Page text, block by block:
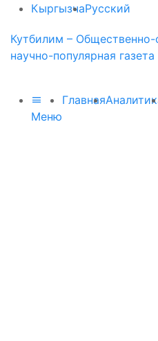
КыргызчаРусский
Кутбилим – Общественно-
научно-популярная газета
Меню
Главная